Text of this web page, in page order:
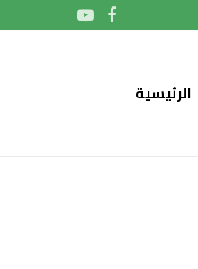
الرئيسية